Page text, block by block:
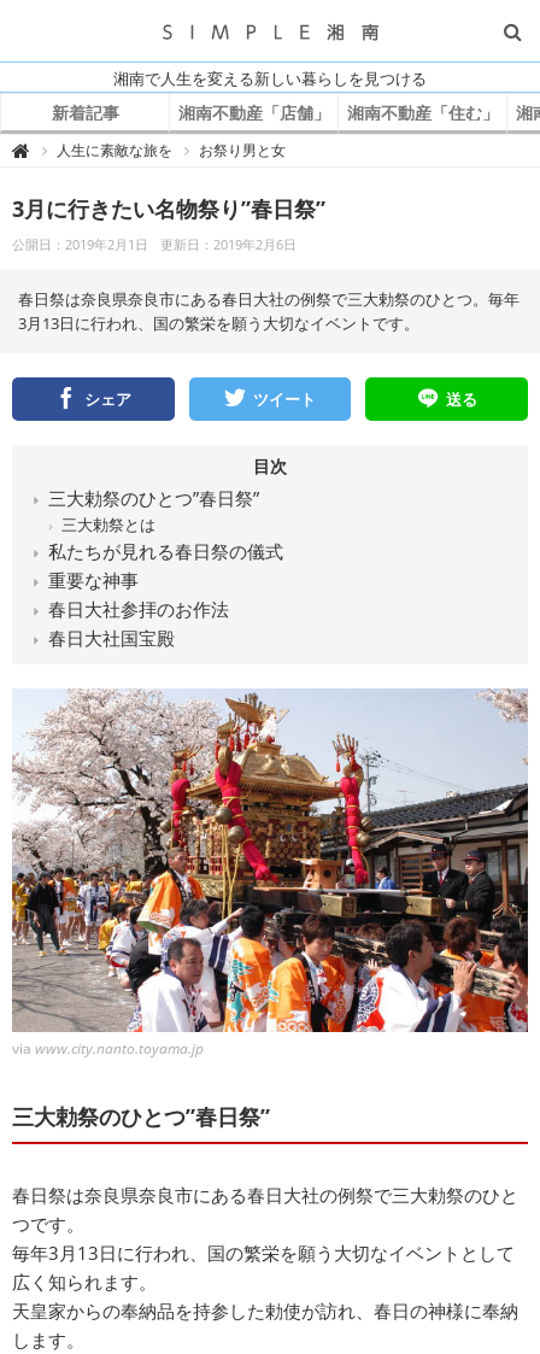
湘南で人生を変える新しい暮らしを見つける
新着記事 湘南不動産「店舗」 湘南不動産「住む」 湘

L
E
湘
南
人生に素敵な旅を お祭り男と女
3月に行きたい名物祭り”春日祭”
公開日：2019年2月1日 更新日：2019年2月6日
春日祭は奈良県奈良市にある春日大社の例祭で三大勅祭のひとつ。毎年
3月13日に行われ、国の繁栄を願う大切なイベントです。
シェア ツイート 送る
目次
三大勅祭のひとつ”春日祭”
三大勅祭とは
私たちが見れる春日祭の儀式
重要な神事
春日大社参拝のお作法
春日大社国宝殿
via www.city.nanto.toyama.jp
三大勅祭のひとつ”春日祭”
春日祭は奈良県奈良市にある春日大社の例祭で三大勅祭のひと
つです。
毎年3月13日に行われ、国の繁栄を願う大切なイベントとして
広く知られます。
天皇家からの奉納品を持参した勅使が訪れ、春日の神様に奉納
します。